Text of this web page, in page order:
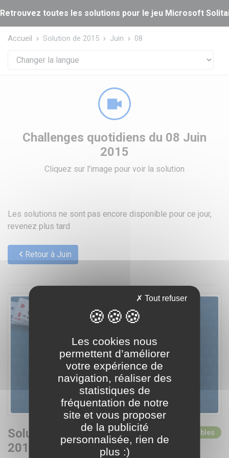
Retrouvez toutes les solutions pour le jeu Microsoft
Accueil Solution de 2015 Juin 08
Challenges quotidiens du 08 Juin
2015
Cliquez sur l'image pour voir la solution
Les solutions ne sont pas encore disponible pour ce jour,
revenez plus tard
Retour à Juin
Solutions pour Juin
2015
0 solutions disponibles
Les cookies nous
permettent d’améliorer
votre expérience de
navigation, réaliser des
statistiques de
fréquentation de notre
site et vous proposer
de la publicité
personnalisée, rien de
plus :)
Tout refuser